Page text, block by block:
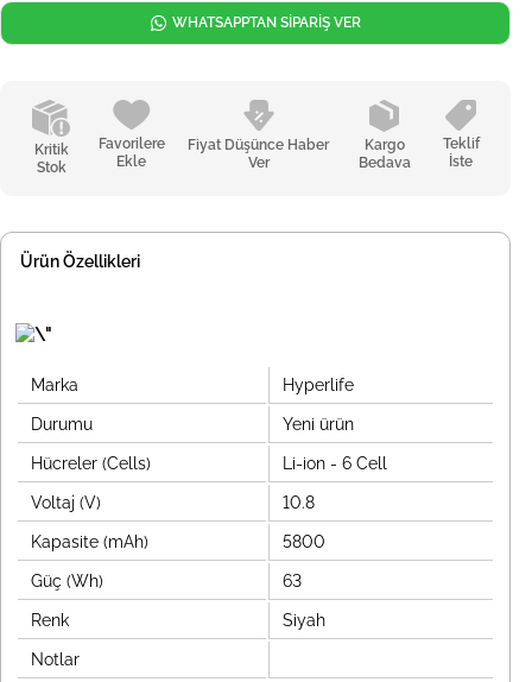
Kritik
Stok
Favorilere
Ekle
Fiyat Düşünce Haber
Ver
Kargo
Bedava
Teklif
İste
WHATSAPPTAN SİPARİŞ VER
Ürün Özellikleri
Marka Hyperlife
Durumu Yeni ürün
Hücreler (Cells) Li-ion - 6 Cell
Voltaj (V) 10.8
Kapasite (mAh) 5800
Güç (Wh) 63
Renk Siyah
Notlar